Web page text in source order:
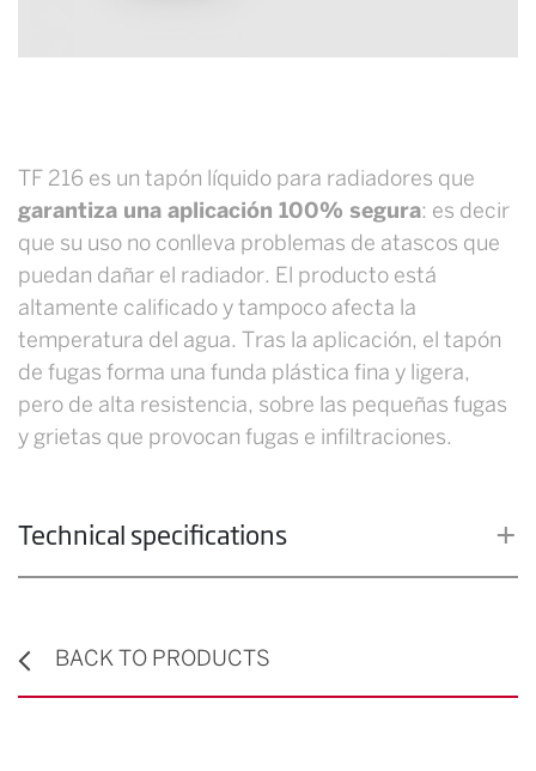
TF 216 es un tapón líquido para radiadores que
garantiza una aplicación 100% segura: es decir
que su uso no conlleva problemas de atascos que
puedan dañar el radiador. El producto está
altamente calificado y tampoco afecta la
temperatura del agua. Tras la aplicación, el tapón
de fugas forma una funda plástica fina y ligera,
pero de alta resistencia, sobre las pequeñas fugas
y grietas que provocan fugas e infiltraciones.
Technical specifications
BACK TO PRODUCTS